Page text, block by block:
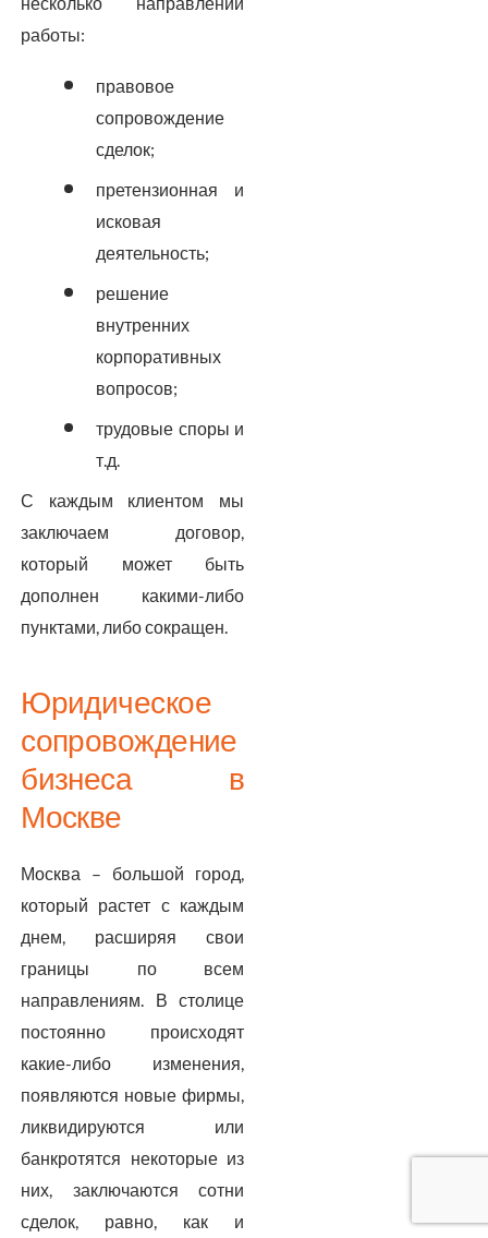
работы:
правовое
сопровождение
сделок;
претензионная и
исковая
деятельность;
решение
внутренних
корпоративных
вопросов;
трудовые споры и
т.д.
С каждым клиентом мы
заключаем договор,
который может быть
дополнен какими-либо
пунктами, либо сокращен.
Юридическое
сопровождение
бизнеса в
Москве
Москва – большой город,
который растет с каждым
днем, расширяя свои
границы по всем
направлениям. В столице
постоянно происходят
какие-либо изменения,
появляются новые фирмы,
ликвидируются или
банкротятся некоторые из
них, заключаются сотни
сделок, равно, как и